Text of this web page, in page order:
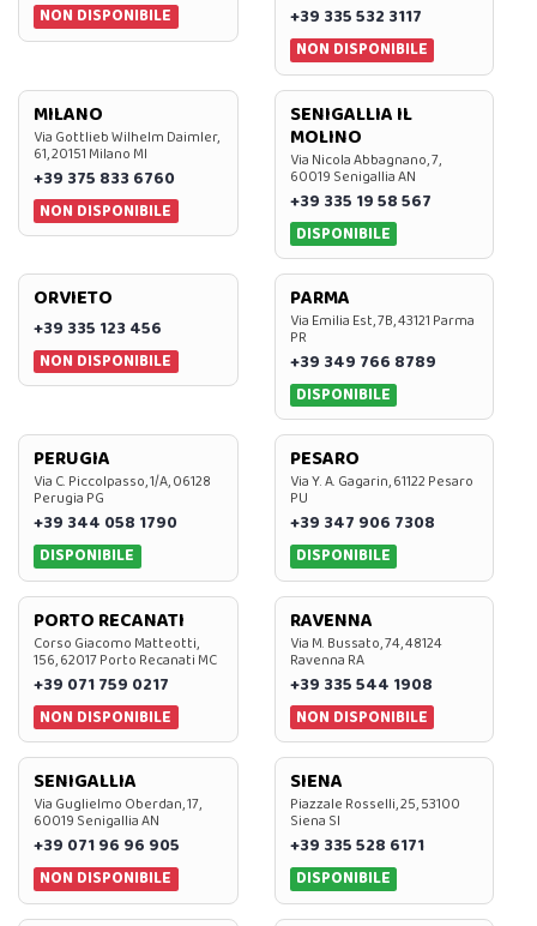
NON DISPONIBILE
+39 335 532 3117
NON DISPONIBILE
MILANO
Via Gottlieb Wilhelm Daimler,
61, 20151 Milano MI
+39 375 833 6760
NON DISPONIBILE
SENIGALLIA IL
MOLINO
Via Nicola Abbagnano, 7,
60019 Senigallia AN
+39 335 19 58 567
DISPONIBILE
ORVIETO
+39 335 123 456
NON DISPONIBILE
PARMA
Via Emilia Est, 7B, 43121 Parma
PR
+39 349 766 8789
DISPONIBILE
PERUGIA
Via C. Piccolpasso, 1/A, 06128
Perugia PG
+39 344 058 1790
DISPONIBILE
PESARO
Via Y. A. Gagarin, 61122 Pesaro
PU
+39 347 906 7308
DISPONIBILE
PORTO RECANATI
Corso Giacomo Matteotti,
156, 62017 Porto Recanati MC
+39 071 759 0217
NON DISPONIBILE
RAVENNA
Via M. Bussato, 74, 48124
Ravenna RA
+39 335 544 1908
NON DISPONIBILE
SENIGALLIA
Via Guglielmo Oberdan, 17,
60019 Senigallia AN
+39 071 96 96 905
NON DISPONIBILE
SIENA
Piazzale Rosselli, 25, 53100
Siena SI
+39 335 528 6171
DISPONIBILE